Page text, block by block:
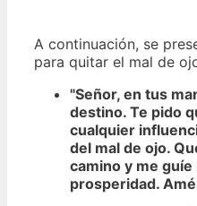
A continuación, se
para quitar el mal de
"Señor, en tus
destino. Te pido
cualquier
del mal de ojo.
camino y me guíe
prosperidad.